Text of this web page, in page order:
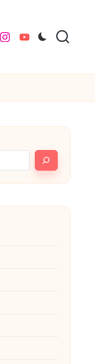
instagram.com
youtube.com